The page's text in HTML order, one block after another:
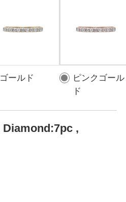
ゴールド
ピンクゴール
ド
Diamond:7pc ,